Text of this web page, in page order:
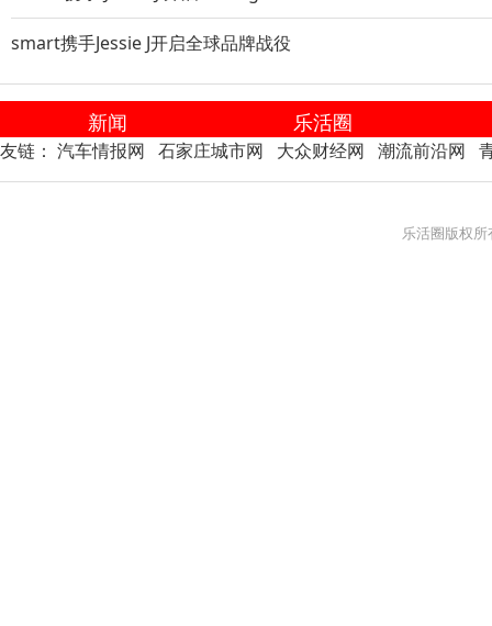
smart携手Jessie J开启全球品牌战役
新闻 乐活圈
友链： 汽车情报网 石家庄城市网 大众财经网 潮流前沿网
乐活圈版权